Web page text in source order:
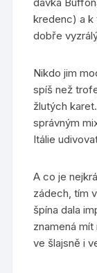
kredenc) a k
dobře
Nikdo jim
spíš než
žlutých
správným
Itálie
A co je
zádech, tím
špína dala
znamená mít
ve šlajsně i